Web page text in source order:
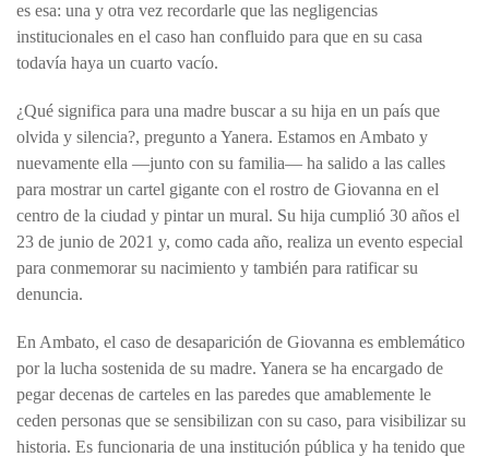
es esa: una y otra vez recordarle que las negligencias
institucionales en el caso han confluido para que en su casa
todavía haya un cuarto vacío.
¿Qué significa para una madre buscar a su hija en un país que
olvida y silencia?, pregunto a Yanera. Estamos en Ambato y
nuevamente ella —junto con su familia— ha salido a las calles
para mostrar un cartel gigante con el rostro de Giovanna en el
centro de la ciudad y pintar un mural. Su hija cumplió 30 años el
23 de junio de 2021 y, como cada año, realiza un evento especial
para conmemorar su nacimiento y también para ratificar su
denuncia.
En Ambato, el caso de desaparición de Giovanna es emblemático
por la lucha sostenida de su madre. Yanera se ha encargado de
pegar decenas de carteles en las paredes que amablemente le
ceden personas que se sensibilizan con su caso, para visibilizar su
historia. Es funcionaria de una institución pública y ha tenido que